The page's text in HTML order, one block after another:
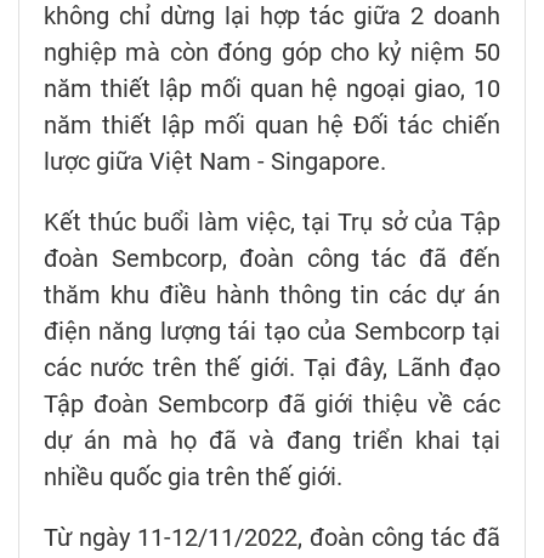
không chỉ dừng lại hợp tác giữa 2 doanh
nghiệp mà còn đóng góp cho kỷ niệm 50
năm thiết lập mối quan hệ ngoại giao, 10
năm thiết lập mối quan hệ Đối tác chiến
lược giữa Việt Nam - Singapore.
Kết thúc buổi làm việc, tại Trụ sở của Tập
đoàn Sembcorp, đoàn công tác đã đến
thăm khu điều hành thông tin các dự án
điện năng lượng tái tạo của Sembcorp tại
các nước trên thế giới. Tại đây, Lãnh đạo
Tập đoàn Sembcorp đã giới thiệu về các
dự án mà họ đã và đang triển khai tại
nhiều quốc gia trên thế giới.
Từ ngày 11-12/11/2022, đoàn công tác đã